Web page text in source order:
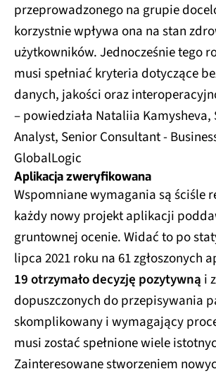
przeprowadzonego na grupie
korzystnie wpływa ona na stan
użytkowników. Jednocześnie tego
musi spełniać kryteria dotyczące
danych, jakości oraz
– powiedziała Nataliia Kamysheva,
Analyst, Senior Consultant -
GlobalLogic
Aplikacja zweryfikowana
Wspomniane wymagania są ściśle
każdy nowy projekt aplikacji
gruntownej ocenie. Widać to po
lipca 2021 roku na 61 zgłoszonych
19 otrzymało decyzję pozytywną i
dopuszczonych do przepisywania
skomplikowany i wymagający
musi zostać spełnione wiele
Zainteresowane stworzeniem